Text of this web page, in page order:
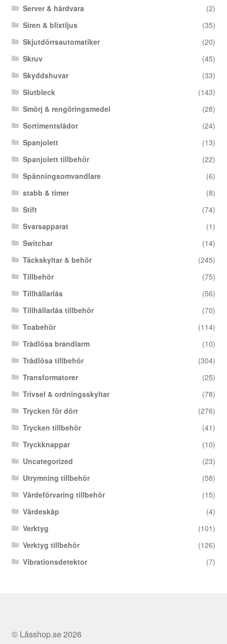
Server & hårdvara
(2)
Siren & blixtljus
(35)
Skjutdörrsautomatiker
(20)
Skruv
(45)
Skyddshuvar
(33)
Slutbleck
(143)
Smörj & rengöringsmedel
(28)
Sortimentslådor
(24)
Spanjolett
(13)
Spanjolett tillbehör
(22)
Spänningsomvandlare
(6)
stabb & timer
(8)
Stift
(74)
Svarsapparat
(1)
Switchar
(14)
Täckskyltar & behör
(245)
Tillbehör
(75)
Tillhållarlås
(56)
Tillhållarlås tillbehör
(70)
Toabehör
(114)
Trådlösa brandlarm
(10)
Trådlösa tillbehör
(304)
Transformatorer
(25)
Trivsel & ordningsskyltar
(78)
Trycken för dörr
(276)
Trycken tillbehör
(41)
Tryckknappar
(10)
Uncategorized
(23)
Utrymning tillbehör
(58)
Värdeförvaring tillbehör
(15)
Värdeskåp
(4)
Verktyg
(101)
Verktyg tillbehör
(126)
Vibrationsdetektor
(7)
© Låsshop.se 2026